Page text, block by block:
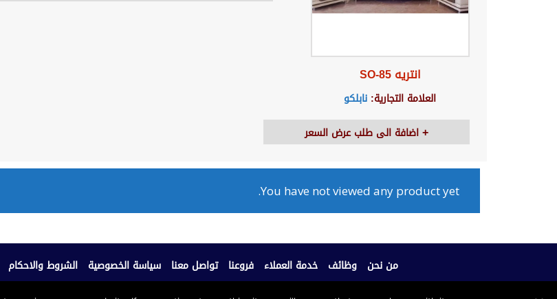
انتريه SO-85
العلامة التجارية: نابلكو
اضافة الى طلب عرض السعر
You have not viewed any product yet.
من نحن وظائف خدمة العملاء فروعنا تواصل معنا سياسة الخصوصية الشروط والاحكام